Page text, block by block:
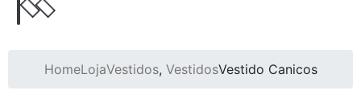
HomeLojaVestidos, VestidosVestido Canicos